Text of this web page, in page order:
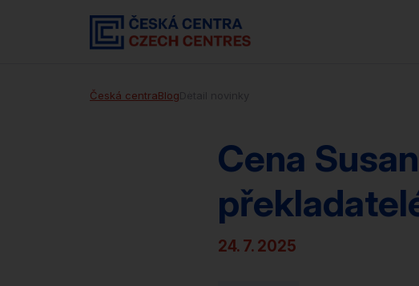
Česká centraBlog
Cena
24. 7. 2025